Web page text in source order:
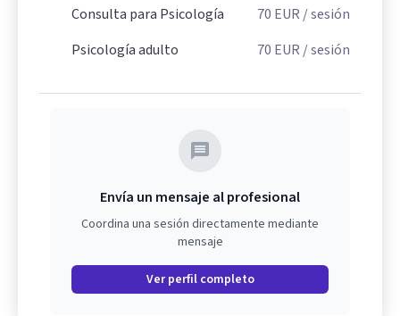
Consulta para Psicología
70 EUR / sesión
Psicología adulto
70 EUR / sesión
Envía un mensaje al profesional
Coordina una sesión directamente mediante
mensaje
Ver perfil completo